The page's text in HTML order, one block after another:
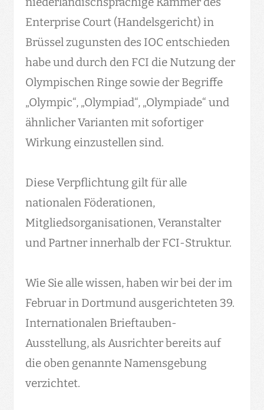
Enterprise Court (Handelsgericht) in
Brüssel zugunsten des IOC entschieden
habe und durch den FCI die Nutzung der
Olympischen Ringe sowie der Begriffe
„Olympic“, „Olympiad“, „Olympiade“ und
ähnlicher Varianten mit sofortiger
Wirkung einzustellen sind.
Diese Verpflichtung gilt für alle
nationalen Föderationen,
Mitgliedsorganisationen, Veranstalter
und Partner innerhalb der FCI-Struktur.
Wie Sie alle wissen, haben wir bei der im
Februar in Dortmund ausgerichteten 39.
Internationalen Brieftauben-
Ausstellung, als Ausrichter bereits auf
die oben genannte Namensgebung
verzichtet.